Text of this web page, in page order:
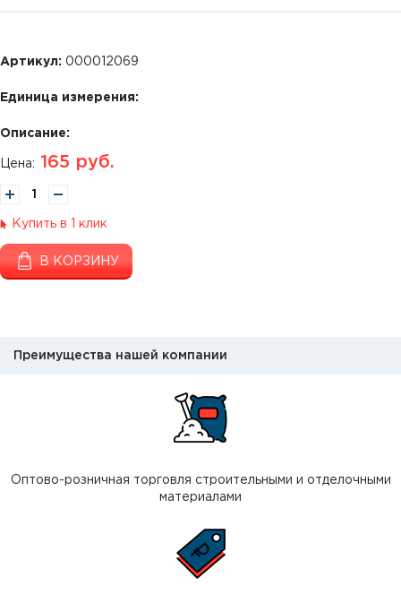
Артикул: 000012069
Единица измерения:
Описание:
Цена: 165 руб.
Купить в 1 клик
В КОРЗИНУ
Преимущества нашей компании
Оптово-розничная торговля строительными и отделочными
материалами